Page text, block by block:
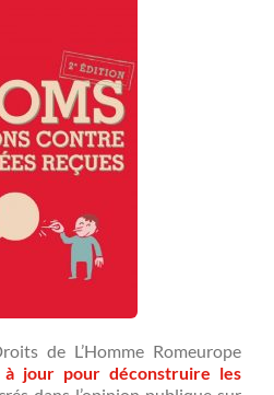
de L’Homme Romeurope
jour pour déconstruire les